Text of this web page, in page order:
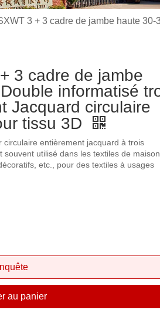
3 + 3 cadre de jambe haute 30-
3 cadre de jambe
informatisé
Jacquard circulaire
tissu 3D
entièrement jacquard à trois
utilisé dans les textiles de maison,
etc., pour des textiles à usages
au panier